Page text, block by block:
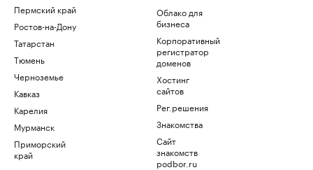
Пермский край
Ростов-на-Дону
Татарстан
Тюмень
Черноземье
Кавказ
Карелия
Мурманск
Приморский
край
Облако для
бизнеса
Корпоративный
регистратор
доменов
Хостинг
сайтов
Рег.решения
Знакомства
Сайт
знакомств
podbor.ru